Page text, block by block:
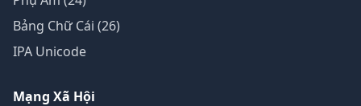
Bảng Chữ Cái (26)
IPA Unicode
Mạng Xã Hội